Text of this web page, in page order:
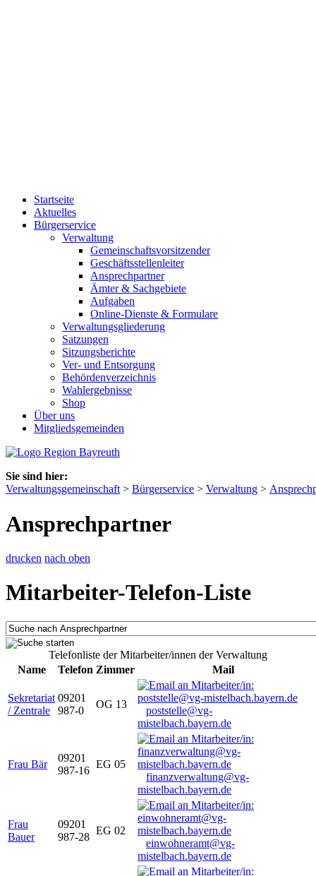
Startseite
Aktuelles
Bürgerservice
Verwaltung
Gemeinschaftsvorsitzender
Geschäftsstellenleiter
Ansprechpartner
Ämter & Sachgebiete
Aufgaben
Online-Dienste & Formulare
Verwaltungsgliederung
Satzungen
Sitzungsberichte
Ver- und Entsorgung
Behördenverzeichnis
Wahlergebnisse
Shop
Über uns
Mitgliedsgemeinden
Sie sind hier:
Verwaltungsgemeinschaft > Bürgerservice > Verwaltung >
Ansprechpartner
drucken nach oben
Mitarbeiter-Telefon-Liste
Telefonliste der Mitarbeiter/innen der Verwaltung
Name
Telefon Zimmer Mail
Sekretariat
/ Zentrale
09201
987-0
OG 13
poststelle@vg-
mistelbach.bayern.de
Frau Bär
09201
987-16
EG 05
finanzverwaltung@vg-
mistelbach.bayern.de
Frau
Bauer
09201
987-28
EG 02
einwohneramt@vg-
mistelbach.bayern.de